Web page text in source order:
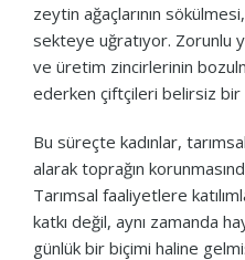
zeytin ağaçlarının
sekteye uğratıyor. Zorunlu
ve üretim zincirlerinin
ederken çiftçileri belirsiz bir
Bu süreçte kadınlar,
alarak toprağın
Tarımsal faaliyetlere
katkı değil, aynı zamanda
günlük bir biçimi haline